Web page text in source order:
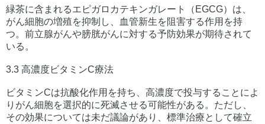
緑茶に含まれるエピガロカテキンガレート（EGCG）は、
がん細胞の増殖を抑制し、血管新生を阻害する作用を持
つ。前立腺がんや膀胱がんに対する予防効果が期待されて
いる。
3.3 高濃度ビタミンC療法
ビタミンCは抗酸化作用を持ち、高濃度で投与することによ
りがん細胞を選択的に死滅させる可能性がある。ただし、
その効果については未だ議論があり、標準治療として確立